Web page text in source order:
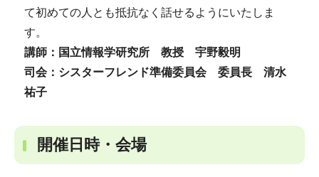
て初めての人とも抵抗なく話せるようにいたしま
す。
講師：国立情報学研究所 教授 宇野毅明
司会：シスターフレンド準備委員会 委員長 清水
祐子
開催日時・会場